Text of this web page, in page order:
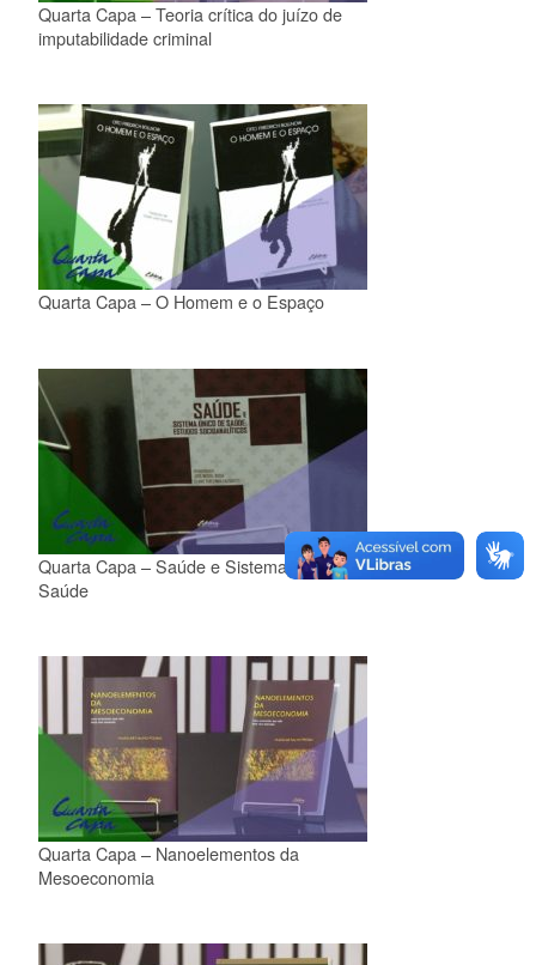
Quarta Capa – Teoria crítica do juízo de
imputabilidade criminal
Quarta Capa – O Homem e o Espaço
Quarta Capa – Saúde e Sistema Único de
Saúde
Quarta Capa – Nanoelementos da
Mesoeconomia